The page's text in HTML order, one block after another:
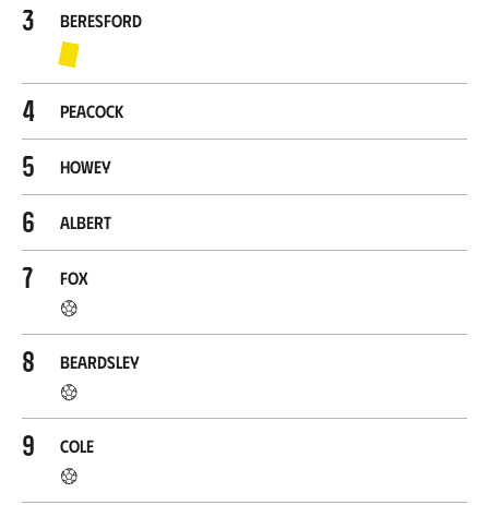
3 Beresford
4 Peacock
5 Howey
6 Albert
7 Fox
8 Beardsley
9 Cole